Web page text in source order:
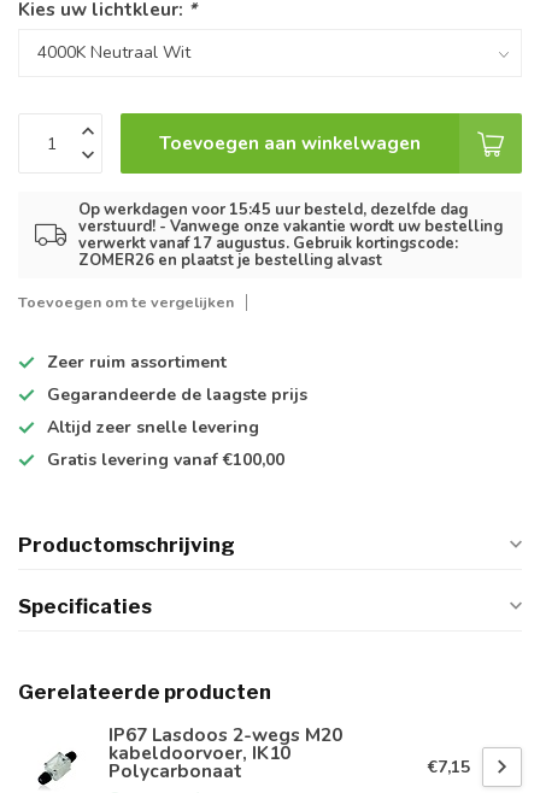
Kies uw lichtkleur: *
Toevoegen aan winkelwagen
Op werkdagen voor 15:45 uur besteld, dezelfde dag
verstuurd! - Vanwege onze vakantie wordt uw bestelling
verwerkt vanaf 17 augustus. Gebruik kortingscode:
ZOMER26 en plaatst je bestelling alvast
Toevoegen om te vergelijken
Zeer ruim assortiment
Gegarandeerde de laagste prijs
Altijd zeer snelle levering
Gratis levering vanaf €100,00
Productomschrijving
Specificaties
Gerelateerde producten
IP67 Lasdoos 2-wegs M20
kabeldoorvoer, IK10
Polycarbonaat €7,15